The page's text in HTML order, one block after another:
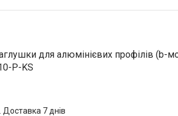
для алюмінієвих профілів (b-
P-KS
Доставка 7 днів